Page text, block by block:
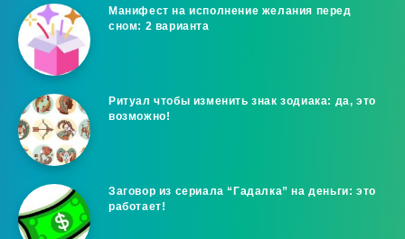
Манифест на исполнение желания перед
сном: 2 варианта
Ритуал чтобы изменить знак зодиака: да, это
возможно!
Заговор из сериала “Гадалка” на деньги: это
работает!